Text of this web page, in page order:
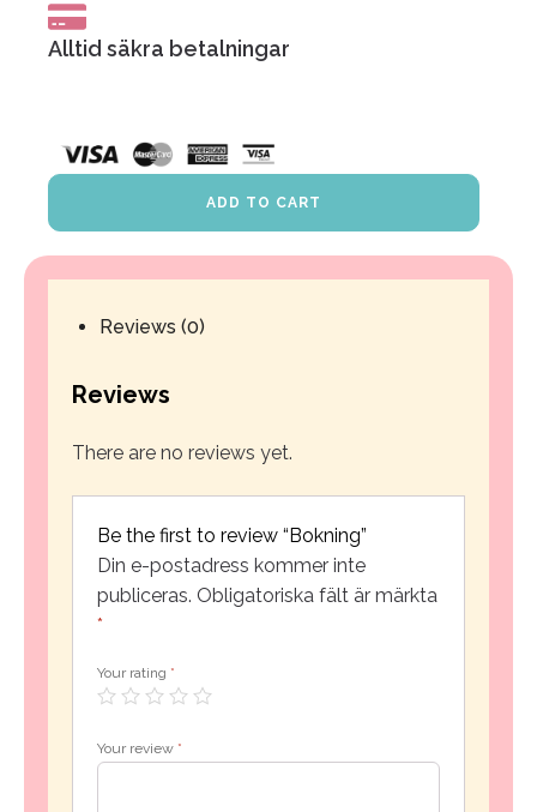
Alltid säkra betalningar
quantity
ADD TO CART
Reviews (0)
Reviews
There are no reviews yet.
Be the first to review “Bokning”
Din e-postadress kommer inte
publiceras. Obligatoriska fält är märkta
*
Your rating *
Your review *